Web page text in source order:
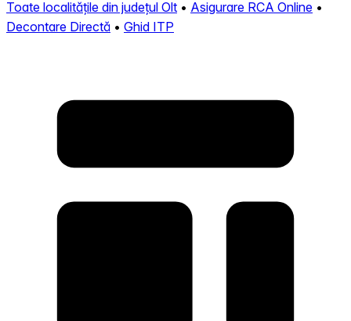
Toate localitățile din județul Olt • Asigurare RCA Online •
Decontare Directă • Ghid ITP